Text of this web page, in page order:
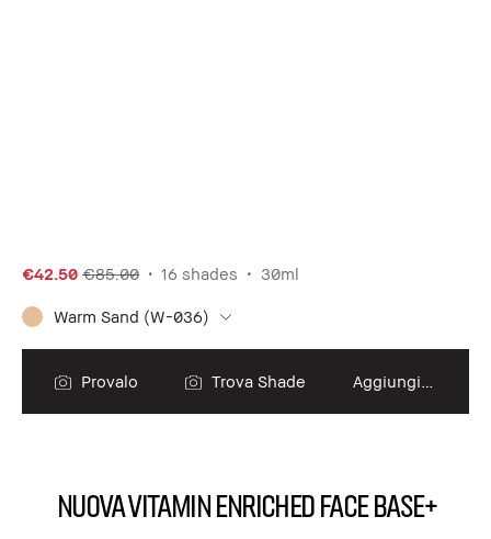
€42.50 €85.00 16 shades 30ml
Warm Sand (W-036)
Provalo Trova Shade
NUOVA Vitamin Enriched Face Base+